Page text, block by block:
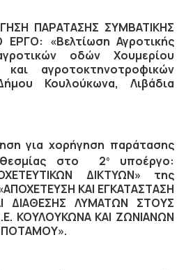
ΠΑΡΑΤΑΣΗΣ ΣΥΜΒΑΤΙΚΗΣ
«Βελτίωση Αγροτικής
οδών Χουμερίου
αγροτοκτηνοτροφικών
Κουλούκωνα, Λιβάδια
για χορήγηση παράτασης
στο 2ο
υποέργο:
ΔΙΚΤΥΩΝ» της
ΚΑΙ ΕΓΚΑΤΑΣΤΑΣΗ
ΔΙΑΘΕΣΗΣ ΛΥΜΑΤΩΝ ΣΤΟΥΣ
ΚΟΥΛΟΥΚΩΝΑ ΚΑΙ ΖΩΝΙΑΝΩΝ